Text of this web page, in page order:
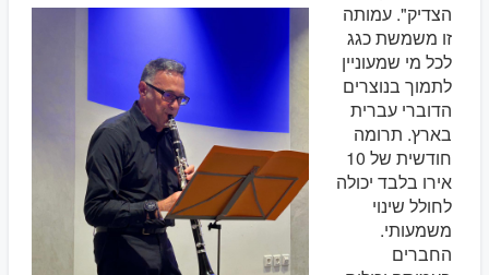
הצדיק". עמותה
זו משמשת כגג
לכל מי שמעוניין
לתמוך בנוצרים
הדוברי עברית
בארץ. תרומה
חודשית של 10
אירו בלבד יכולה
לחולל שינוי
משמעותי.
החברים